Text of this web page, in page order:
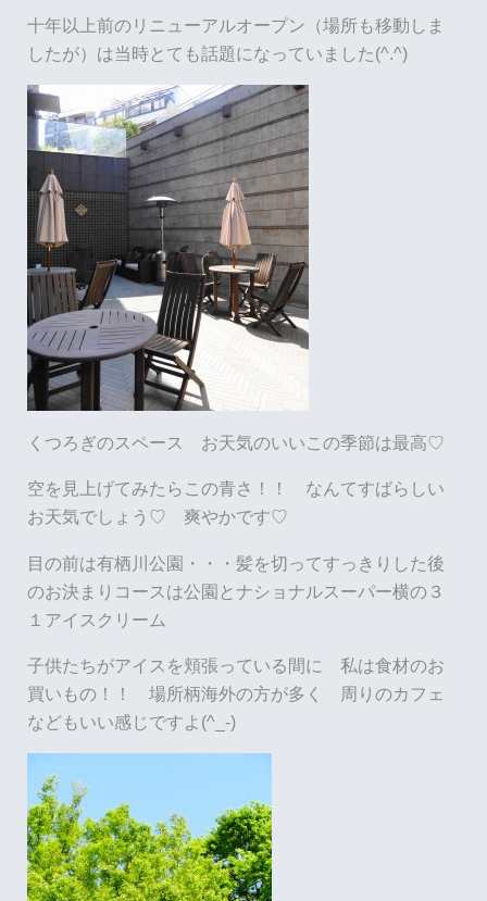
十年以上前のリニューアルオープン（場所も移動しま
したが）は当時とても話題になっていました(^.^)
くつろぎのスペース お天気のいいこの季節は最高♡
空を見上げてみたらこの青さ！！ なんてすばらしい
お天気でしょう♡ 爽やかです♡
目の前は有栖川公園・・・髪を切ってすっきりした後
のお決まりコースは公園とナショナルスーパー横の３
１アイスクリーム
子供たちがアイスを頬張っている間に 私は食材のお
買いもの！！ 場所柄海外の方が多く 周りのカフェ
などもいい感じですよ(^_-)